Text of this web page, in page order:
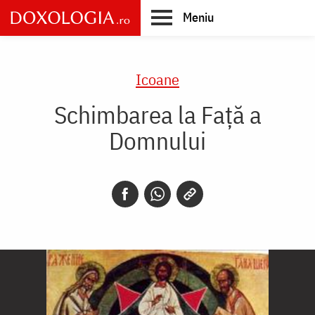
Skip
to
main
Meniu
Icoane
Schimbarea la Față a
Domnului